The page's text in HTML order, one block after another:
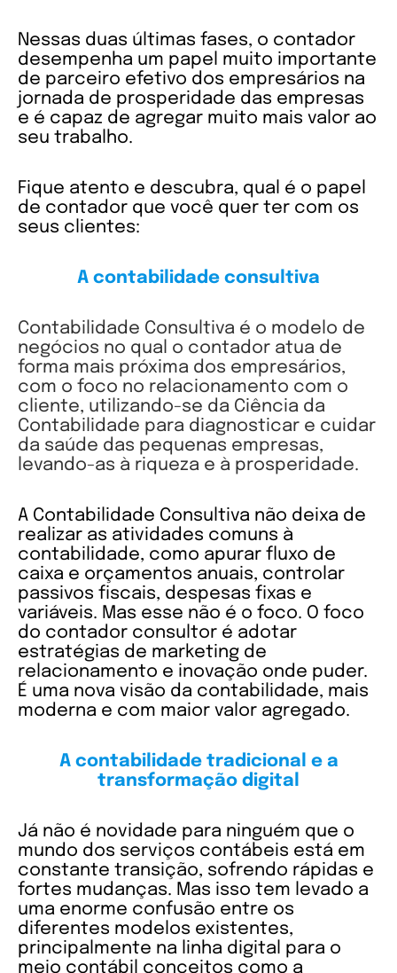
Nessas duas últimas fases, o contador
desempenha um papel muito importante
de parceiro efetivo dos empresários na
jornada de prosperidade das empresas
e é capaz de agregar muito mais valor ao
seu trabalho.
Fique atento e descubra, qual é o papel
de contador que você quer ter com os
seus clientes:
A contabilidade consultiva
Contabilidade Consultiva é o modelo de
negócios no qual o contador atua de
forma mais próxima dos empresários,
com o foco no relacionamento com o
cliente, utilizando-se da Ciência da
Contabilidade para diagnosticar e cuidar
da saúde das pequenas empresas,
levando-as à riqueza e à prosperidade.
A Contabilidade Consultiva não deixa de
realizar as atividades comuns à
contabilidade, como apurar fluxo de
caixa e orçamentos anuais, controlar
passivos fiscais, despesas fixas e
variáveis. Mas esse não é o foco. O foco
do contador consultor é adotar
estratégias de marketing de
relacionamento e inovação onde puder.
É uma nova visão da contabilidade, mais
moderna e com maior valor agregado.
A contabilidade tradicional e a
transformação digital
Já não é novidade para ninguém que o
mundo dos serviços contábeis está em
constante transição, sofrendo rápidas e
fortes mudanças. Mas isso tem levado a
uma enorme confusão entre os
diferentes modelos existentes,
principalmente na linha digital para o
meio contábil conceitos como a